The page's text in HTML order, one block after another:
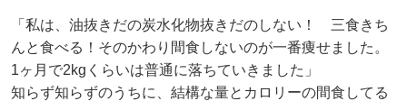
「私は、油抜きだの炭水化物抜きだのしない！ 三食きち
んと食べる！そのかわり間食しないのが一番痩せました。
1ヶ月で2kgくらいは普通に落ちていきました」
知らず知らずのうちに、結構な量とカロリーの間食してる